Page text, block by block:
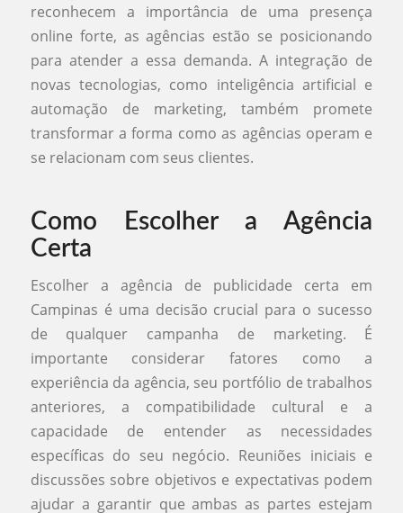
reconhecem a importância de uma presença
online forte, as agências estão se posicionando
para atender a essa demanda. A integração de
novas tecnologias, como inteligência artificial e
automação de marketing, também promete
transformar a forma como as agências operam e
se relacionam com seus clientes.
Como Escolher a Agência
Certa
Escolher a agência de publicidade certa em
Campinas é uma decisão crucial para o sucesso
de qualquer campanha de marketing. É
importante considerar fatores como a
experiência da agência, seu portfólio de trabalhos
anteriores, a compatibilidade cultural e a
capacidade de entender as necessidades
específicas do seu negócio. Reuniões iniciais e
discussões sobre objetivos e expectativas podem
ajudar a garantir que ambas as partes estejam